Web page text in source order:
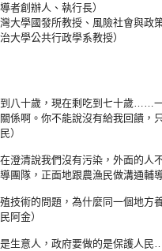
創辦人、執行長）
學國發所教授、風險社會與政策
學公共行政學系教授）
十歲，現在剩吃到七十歲……一
係啊。你不能說沒有給我回饋，
）
清說我們沒有污染，外面的人
團隊，正面地跟農漁民做溝通輔
術的問題，為什麼同一個地方
阿金）
意人，政府要做的是保護人民